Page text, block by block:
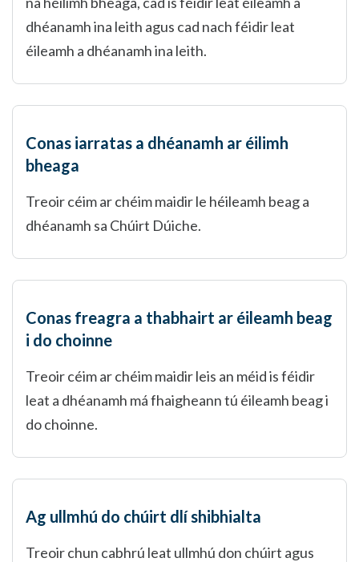
dhéanamh ina leith agus cad nach féidir leat
éileamh a dhéanamh ina leith.
Conas iarratas a dhéanamh ar éilimh
bheaga
Treoir céim ar chéim maidir le héileamh beag a
dhéanamh sa Chúirt Dúiche.
Conas freagra a thabhairt ar éileamh beag
i do choinne
Treoir céim ar chéim maidir leis an méid is féidir
leat a dhéanamh má fhaigheann tú éileamh beag i
do choinne.
Ag ullmhú do chúirt dlí shibhialta
Treoir chun cabhrú leat ullmhú don chúirt agus